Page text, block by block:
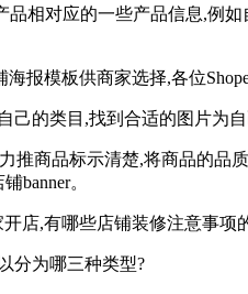
品相对应的一些产品信息,例
海报模板供商家选择,各位
己的类目,找到合适的图片为
推商品标示清楚,将商品的
banner。
开店,有哪些店铺装修注意事
分为哪三种类型?